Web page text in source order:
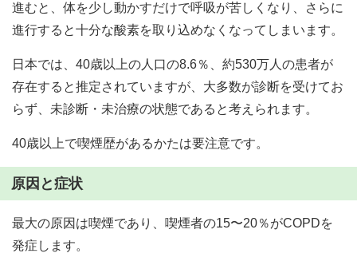
進むと、体を少し動かすだけで呼吸が苦しくなり、さらに
進行すると十分な酸素を取り込めなくなってしまいます。
日本では、40歳以上の人口の8.6％、約530万人の患者が
存在すると推定されていますが、大多数が診断を受けてお
らず、未診断・未治療の状態であると考えられます。
40歳以上で喫煙歴があるかたは要注意です。
原因と症状
最大の原因は喫煙であり、喫煙者の15〜20％がCOPDを
発症します。